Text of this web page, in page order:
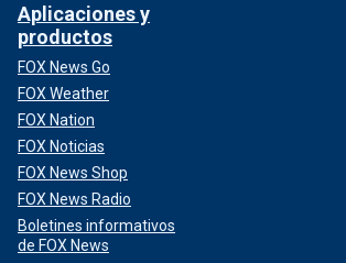
Aplicaciones y
productos
FOX News Go
FOX Weather
FOX Nation
FOX Noticias
FOX News Shop
FOX News Radio
Boletines informativos
de FOX News